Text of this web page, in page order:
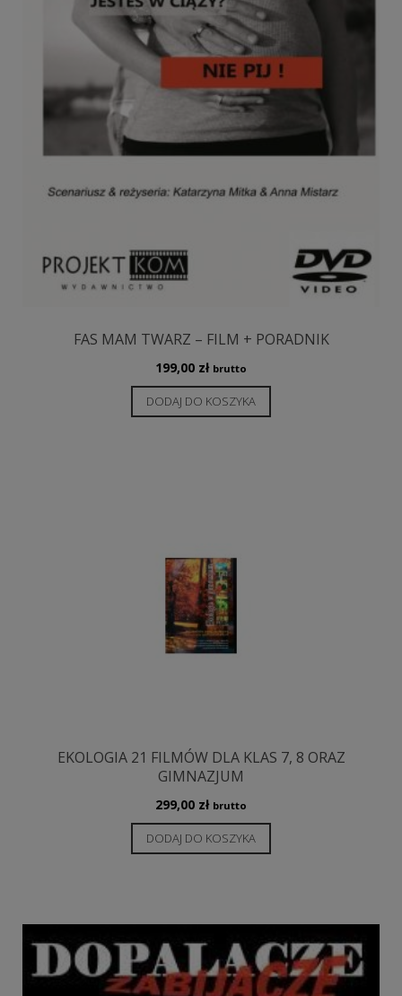
FAS MAM TWARZ – FILM + PORADNIK
199,00 zł brutto
DODAJ DO KOSZYKA
EKOLOGIA 21 FILMÓW DLA KLAS 7, 8 ORAZ
GIMNAZJUM
299,00 zł brutto
DODAJ DO KOSZYKA